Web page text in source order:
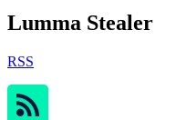
Lumma Stealer
RSS